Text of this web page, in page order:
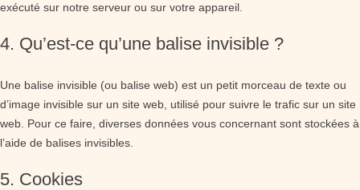
exécuté sur notre serveur ou sur votre appareil.
4. Qu’est-ce qu’une balise invisible ?
Une balise invisible (ou balise web) est un petit morceau de texte ou
d’image invisible sur un site web, utilisé pour suivre le trafic sur un site
web. Pour ce faire, diverses données vous concernant sont stockées à
l’aide de balises invisibles.
5. Cookies